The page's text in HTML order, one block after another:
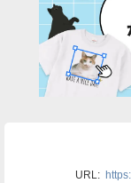
URL: